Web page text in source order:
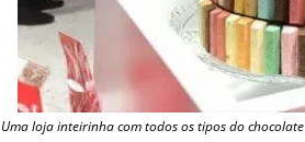
Uma loja inteirinha com todos os tipos do chocolate